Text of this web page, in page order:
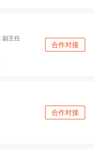
副主任
合作对接
合作对接